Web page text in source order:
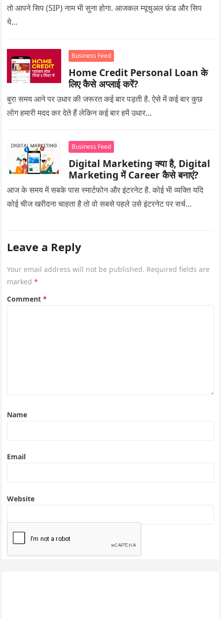
तो आपने सिप (SIP) नाम भी सुना होगा. आजकल म्यूचुअल फ़ंड और सिप
ये…
Business Feed
Home Credit Personal Loan के
लिए कैसे अप्लाई करें?
बुरा समय आने पर उधार की जरूरत कई बार पड़ती है. ऐसे में कई बार कुछ
लोग हमारी मदद कर देते हैं लेकिन कई बार हमें उधार…
Business Feed
Digital Marketing क्या है, Digital
Marketing में Career कैसे बनाएं?
आज के समय में सबके पास स्मार्टफोन और इंटरनेट है. कोई भी व्यक्ति यदि
कोई चीज खरीदना चाहता है तो वो सबसे पहले उसे इंटरनेट पर सर्च…
Leave a Reply
Your email address will not be published. Required fields are
marked*
Comment*
Name
Email
Website